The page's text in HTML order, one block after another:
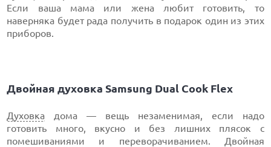
Если ваша мама или жена любит готовить, то
наверняка будет рада получить в подарок один из этих
приборов.
Двойная духовка Samsung Dual Cook Flex
Духовка дома — вещь незаменимая, если надо
готовить много, вкусно и без лишних плясок с
помешиваниями и переворачиванием. Двойная